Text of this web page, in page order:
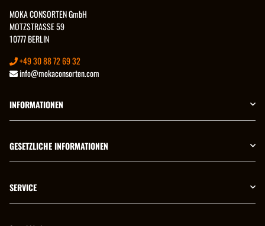
MOKA CONSORTEN GmbH
MOTZSTRASSE 59
10777 BERLIN
+49 30 88 72 69 32
info@mokaconsorten.com
INFORMATIONEN
GESETZLICHE INFORMATIONEN
SERVICE